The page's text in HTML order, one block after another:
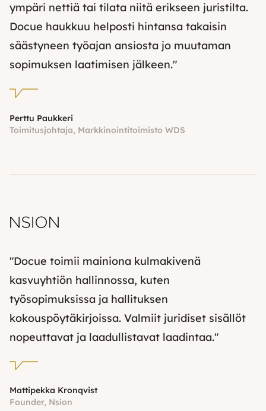
ympäri nettiä tai tilata niitä erikseen juristilta.
Docue haukkuu helposti hintansa takaisin
säästyneen työajan ansiosta jo muutaman
sopimuksen laatimisen jälkeen."
Perttu Paukkeri
Toimitusjohtaja, Markkinointitoimisto WDS
"Docue toimii mainiona kulmakivenä
kasvuyhtiön hallinnossa, kuten
työsopimuksissa ja hallituksen
kokouspöytäkirjoissa. Valmiit juridiset sisällöt
nopeuttavat ja laadullistavat laadintaa."
Mattipekka Kronqvist
Founder, Nsion